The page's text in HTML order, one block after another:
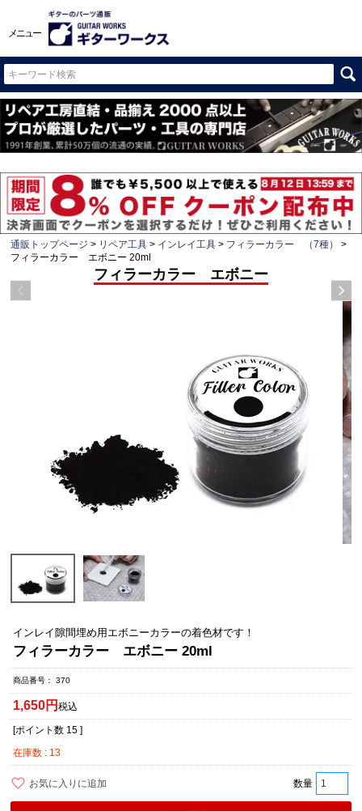
メニュー
通販トップページ リペア工具 インレイ工具
フィラーカラー （7種）
フィラーカラー エボニー 20ml
フィラーカラー エボニー
インレイ隙間埋め用エボニーカラーの着色材です！
フィラーカラー エボニー 20ml
商品番号 370
1,650 税込
[ポイント数 15 ]
在庫数
13
お気に入りに追加